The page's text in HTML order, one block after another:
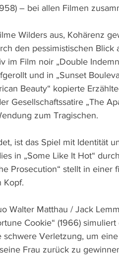
– bei allen Filmen
Wilders aus, Kohärenz
den pessimistischen Blick
im Film noir „Double
und in „Sunset
Beauty“ kopierte
Gesellschaftssatire „The
zum Tragischen.
ist das Spiel mit Identität
in „Some Like It Hot“
Prosecution“ stellt in einer
Kopf.
Walter Matthau / Jack
Cookie“ (1966)
schwere Verletzung, um
Frau zurück zu